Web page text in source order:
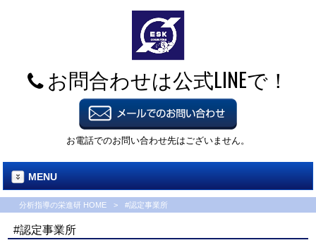
お問合わせは公式LINEで！
お電話でのお問い合わせ先はございません。
MENU
分析指導の栄進研 HOME > #認定事業所
#認定事業所